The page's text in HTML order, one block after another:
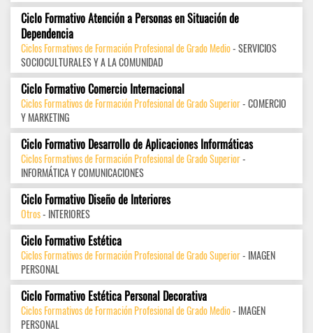
Ciclo Formativo Atención a Personas en Situación de
Dependencia
Ciclos Formativos de Formación Profesional de Grado Medio- SERVICIOS
SOCIOCULTURALES Y A LA COMUNIDAD
Ciclo Formativo Comercio Internacional
Ciclos Formativos de Formación Profesional de Grado Superior- COMERCIO
Y MARKETING
Ciclo Formativo Desarrollo de Aplicaciones Informáticas
Ciclos Formativos de Formación Profesional de Grado Superior-
INFORMÁTICA Y COMUNICACIONES
Ciclo Formativo Diseño de Interiores
Otros- INTERIORES
Ciclo Formativo Estética
Ciclos Formativos de Formación Profesional de Grado Superior- IMAGEN
PERSONAL
Ciclo Formativo Estética Personal Decorativa
Ciclos Formativos de Formación Profesional de Grado Medio- IMAGEN
PERSONAL